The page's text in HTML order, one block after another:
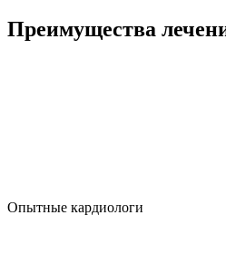
Преимущества
Опытные кардиологи